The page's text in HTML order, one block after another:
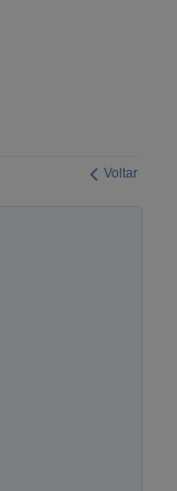
Voltar